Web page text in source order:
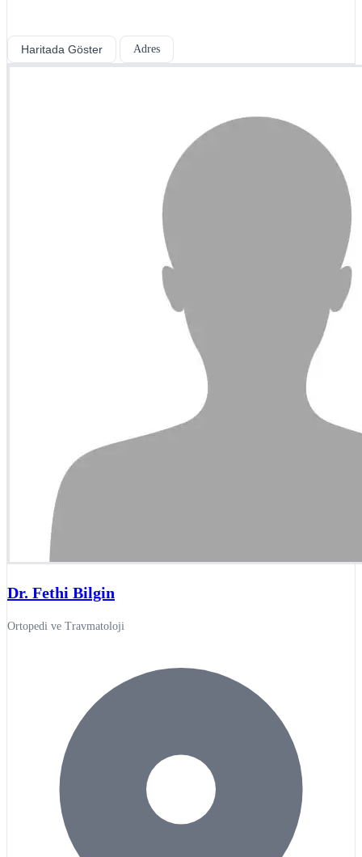
Haritada Göster Adres
Dr. Fethi Bilgin
Ortopedi ve Travmatoloji